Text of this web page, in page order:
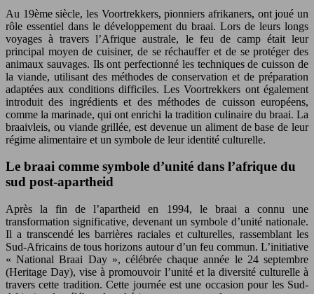
Au 19ème siècle, les Voortrekkers, pionniers afrikaners, ont joué un
rôle essentiel dans le développement du braai. Lors de leurs longs
voyages à travers l’Afrique australe, le feu de camp était leur
principal moyen de cuisiner, de se réchauffer et de se protéger des
animaux sauvages. Ils ont perfectionné les techniques de cuisson de
la viande, utilisant des méthodes de conservation et de préparation
adaptées aux conditions difficiles. Les Voortrekkers ont également
introduit des ingrédients et des méthodes de cuisson européens,
comme la marinade, qui ont enrichi la tradition culinaire du braai. La
braaivleis, ou viande grillée, est devenue un aliment de base de leur
régime alimentaire et un symbole de leur identité culturelle.
Le braai comme symbole d’unité dans l’afrique du
sud post-apartheid
Après la fin de l’apartheid en 1994, le braai a connu une
transformation significative, devenant un symbole d’unité nationale.
Il a transcendé les barrières raciales et culturelles, rassemblant les
Sud-Africains de tous horizons autour d’un feu commun. L’initiative
« National Braai Day », célébrée chaque année le 24 septembre
(Heritage Day), vise à promouvoir l’unité et la diversité culturelle à
travers cette tradition. Cette journée est une occasion pour les Sud-